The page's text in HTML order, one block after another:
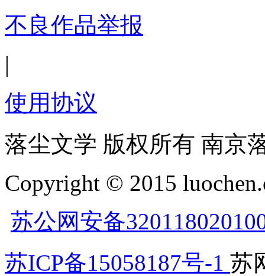
不良作品举报
|
使用协议
落尘文学 版权所有 南京
Copyright © 2015
苏公网安备
苏ICP备15058187号-1 苏